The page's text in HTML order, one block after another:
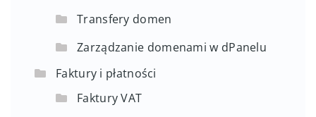
Transfery domen
Zarządzanie domenami w dPanelu
Faktury i płatności
Faktury VAT